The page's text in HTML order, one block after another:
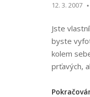
12. 3. 2007
Jste
byste
kolem
prťavých,
„Robert